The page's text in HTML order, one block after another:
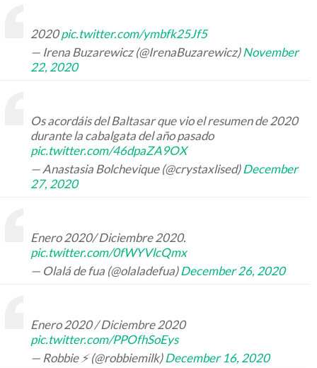
2020pic.twitter.com/ymbfk25Jf5
— Irena Buzarewicz (@IrenaBuzarewicz)November
22, 2020
Os acordáis del Baltasar que vio el resumen de 2020
durante la cabalgata del año pasado
pic.twitter.com/46dpaZA9OX
— Anastasia Bolchevique (@crystaxlised)December
27, 2020
Enero 2020/ Diciembre 2020.
pic.twitter.com/0fWYVlcQmx
— Olalá de fua (@olaladefua)December 26, 2020
Enero 2020 / Diciembre 2020
pic.twitter.com/PPOfhSoEys
— Robbie ⚡ (@robbiemilk)December 16, 2020